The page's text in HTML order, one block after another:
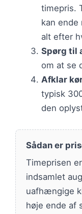
timepris.
kan ende
alt efter
Spørg til
om at se
Afklar
typisk
den
Sådan er
Timeprisen
indsamlet
uafhængige
høje ende af